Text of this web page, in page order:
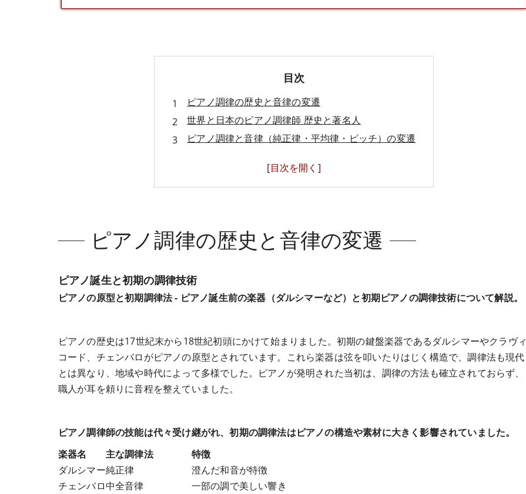
目次
ピアノ調律の歴史と音律の変遷
世界と日本のピアノ調律師 歴史と著名人
ピアノ調律と音律（純正律・平均律・ピッチ）の変遷
ピアノ調律の歴史と音律の変遷
ピアノ誕生と初期の調律技術
ピアノの原型と初期調律法 - ピアノ誕生前の楽器（ダルシマーなど）と初期ピアノの調律技術について解説。
ピアノの歴史は17世紀末から18世紀初頭にかけて始まりました。初期の鍵盤楽器であるダルシマーやクラヴィ
コード、チェンバロがピアノの原型とされています。これら楽器は弦を叩いたりはじく構造で、調律法も現代
とは異なり、地域や時代によって多様でした。ピアノが発明された当初は、調律の方法も確立されておらず、
職人が耳を頼りに音程を整えていました。
ピアノ調律師の技能は代々受け継がれ、初期の調律法はピアノの構造や素材に大きく影響されていました。
楽器名
主な調律法
特徴
ダルシマー純正律
澄んだ和音が特徴
チェンバロ中全音律
一部の調で美しい響き